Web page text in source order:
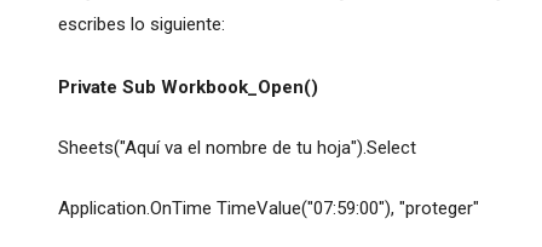
escribes lo siguiente:
Private Sub Workbook_Open()
Sheets("Aquí va el nombre de tu hoja").Select
Application.OnTime TimeValue("07:59:00"), "proteger"